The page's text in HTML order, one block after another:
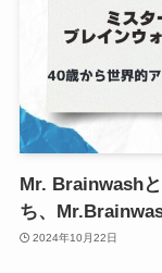
Mr. Brainwash
ち、
2024年10月22日